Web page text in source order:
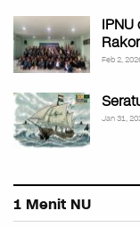
Feb 2,
Jan 31,
1 Menit NU